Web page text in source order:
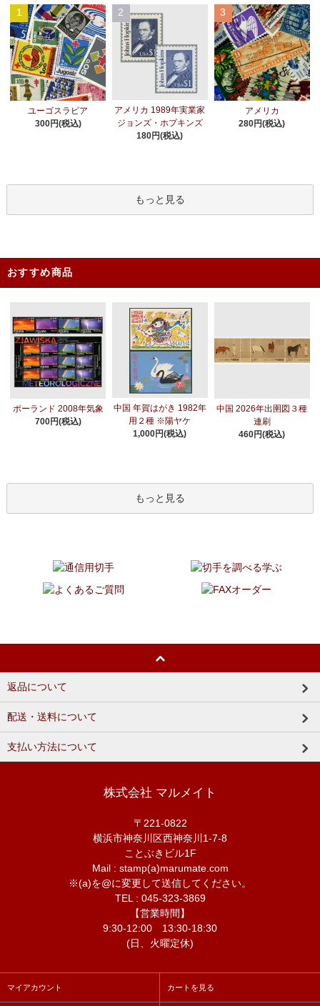
1
ユーゴスラビア
300円(税込)
2
アメリカ 1989年実業家
ジョンズ・ホプキンズ
180円(税込)
3
アメリカ
280円(税込)
もっと見る
おすすめ商品
ポーランド 2008年気象
700円(税込)
中国 年賀はがき 1982年
用２種 ※陽ヤケ
1,000円(税込)
中国 2026年出圉図３種
連刷
460円(税込)
もっと見る
返品について
配送・送料について
支払い方法について
株式会社 マルメイト
〒221-0822
横浜市神奈川区西神奈川1-7-8
ことぶきビル1F
Mail : stamp(a)marumate.com
※(a)を@に変更して送信してください。
TEL : 045-323-3869
【営業時間】
9:30-12:00 13:30-18:30
(日、火曜定休)
マイアカウント カートを見る